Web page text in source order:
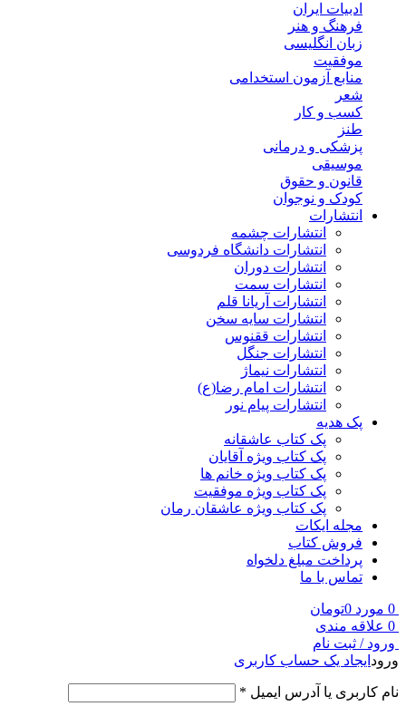
ادبیات ایران
فرهنگ و هنر
زبان انگلیسی
موفقیت
منابع آزمون استخدامی
شعر
کسب و کار
طنز
پزشکی و درمانی
موسیقی
قانون و حقوق
کودک و نوجوان
انتشارات
انتشارات چشمه
انتشارات دانشگاه فردوسی
انتشارات دوران
انتشارات سمت
انتشارات آریانا قلم
انتشارات سایه سخن
انتشارات ققنوس
انتشارات جنگل
انتشارات نیماژ
انتشارات امام رضا(ع)
انتشارات پیام نور
پک هدیه
پک کتاب عاشقانه
پک کتاب ویژه آقایان
پک کتاب ویژه خانم ها
پک کتاب ویژه موفقیت
پک کتاب ویژه عاشقان رمان
مجله ایکات
فروش کتاب
پرداخت مبلغ دلخواه
تماس با ما
0 مورد 0تومان
0 علاقه مندی
ورود / ثبت نام
ورود ایجاد یک حساب کاربری
نام کاربری یا آدرس ایمیل *